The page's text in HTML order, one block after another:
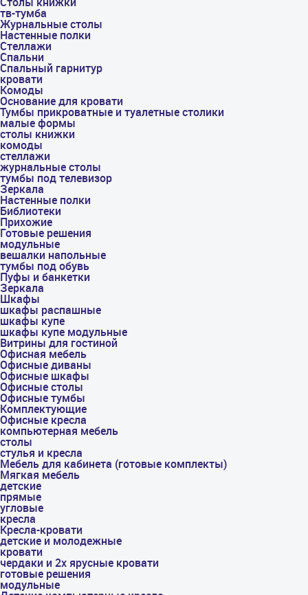
тв-тумба
Журнальные столы
Настенные полки
Стеллажи
Спальни
Спальный гарнитур
кровати
Комоды
Основание для кровати
Тумбы прикроватные и туалетные столики
малые формы
столы книжки
комоды
стеллажи
журнальные столы
тумбы под телевизор
Зеркала
Настенные полки
Библиотеки
Прихожие
Готовые решения
модульные
вешалки напольные
тумбы под обувь
Пуфы и банкетки
Зеркала
Шкафы
шкафы распашные
шкафы купе
шкафы купе модульные
Витрины для гостиной
Офисная мебель
Офисные диваны
Офисные шкафы
Офисные столы
Офисные тумбы
Комплектующие
Офисные кресла
компьютерная мебель
столы
стулья и кресла
Мебель для кабинета (готовые комплекты)
Мягкая мебель
детские
прямые
угловые
кресла
Кресла-кровати
детские и молодежные
кровати
чердаки и 2х ярусные кровати
готовые решения
модульные